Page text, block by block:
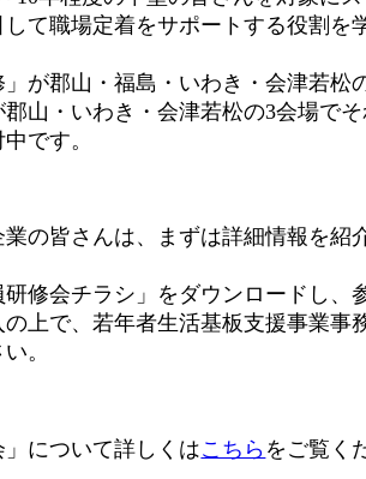
て職場定着をサポートする役割を
」が郡山・福島・いわき・会津若松
山・いわき・会津若松の3会場で
です。
の皆さんは、まずは詳細情報を紹
修会チラシ」をダウンロードし、
上で、若年者生活基板支援事業事
。
について詳しくはこちら をご覧く